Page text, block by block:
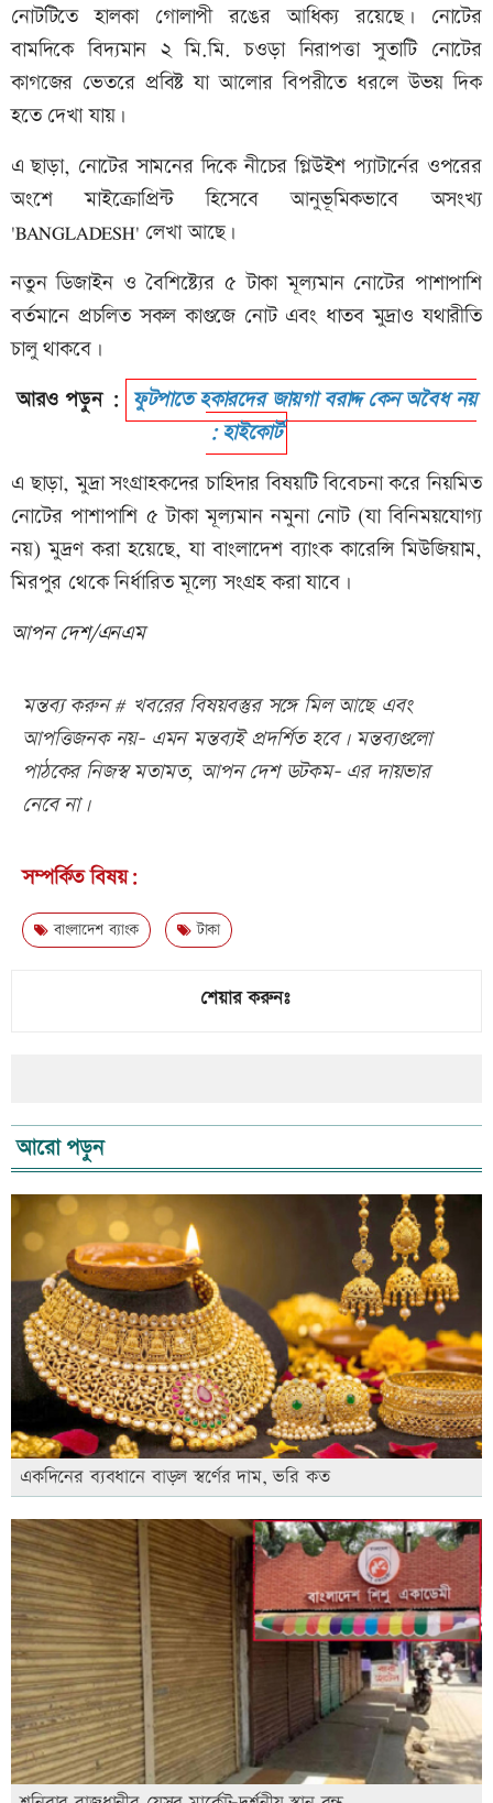
নোটটিতে হালকা গোলাপী রঙের আধিক্য রয়েছে। নোটের
বামদিকে বিদ্যমান ২ মি.মি. চওড়া নিরাপত্তা সুতাটি নোটের
কাগজের ভেতরে প্রবিষ্ট যা আলোর বিপরীতে ধরলে উভয় দিক
হতে দেখা যায়।
এ ছাড়া, নোটের সামনের দিকে নীচের গ্লিউইশ প্যাটার্নের ওপরের
অংশে মাইক্রোপ্রিন্ট হিসেবে আনুভূমিকভাবে অসংখ্য
'BANGLADESH' লেখা আছে।
নতুন ডিজাইন ও বৈশিষ্ট্যের ৫ টাকা মূল্যমান নোটের পাশাপাশি
বর্তমানে প্রচলিত সকল কাগুজে নোট এবং ধাতব মুদ্রাও যথারীতি
চালু থাকবে।
আরও পড়ুন : ফুটপাতে হকারদের জায়গা বরাদ্দ কেন অবৈধ নয়
: হাইকোর্ট
এ ছাড়া, মুদ্রা সংগ্রাহকদের চাহিদার বিষয়টি বিবেচনা করে নিয়মিত
নোটের পাশাপাশি ৫ টাকা মূল্যমান নমুনা নোট (যা বিনিময়যোগ্য
নয়) মুদ্রণ করা হয়েছে, যা বাংলাদেশ ব্যাংক কারেন্সি মিউজিয়াম,
মিরপুর থেকে নির্ধারিত মূল্যে সংগ্রহ করা যাবে।
আপন দেশ/এনএম
মন্তব্য করুন # খবরের বিষয়বস্তুর সঙ্গে মিল আছে এবং
আপত্তিজনক নয়- এমন মন্তব্যই প্রদর্শিত হবে। মন্তব্যগুলো
পাঠকের নিজস্ব মতামত, আপন দেশ ডটকম- এর দায়ভার
নেবে না।
সম্পর্কিত বিষয়:
বাংলাদেশ ব্যাংক টাকা
শেয়ার করুনঃ
আরো পড়ুন
একদিনের ব্যবধানে বাড়ল স্বর্ণের দাম, ভরি কত